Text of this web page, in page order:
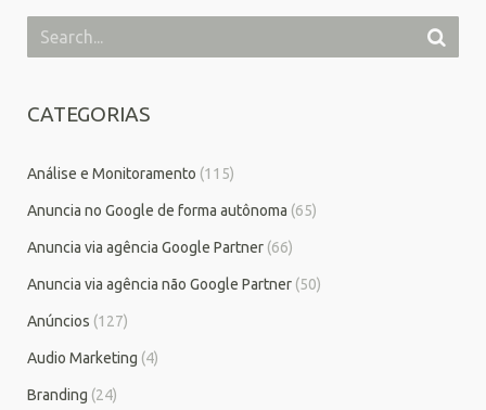
CATEGORIAS
Análise e Monitoramento (115)
Anuncia no Google de forma autônoma (65)
Anuncia via agência Google Partner (66)
Anuncia via agência não Google Partner (50)
Anúncios (127)
Audio Marketing (4)
Branding (24)